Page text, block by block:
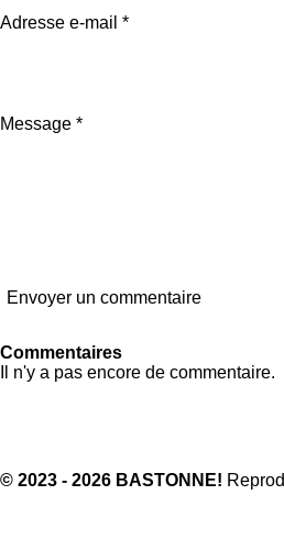
Adresse e-mail *
Message *
Envoyer un commentaire
Commentaires
Il n'y a pas encore de commentaire.
© 2023 - 2026 BASTONNE!